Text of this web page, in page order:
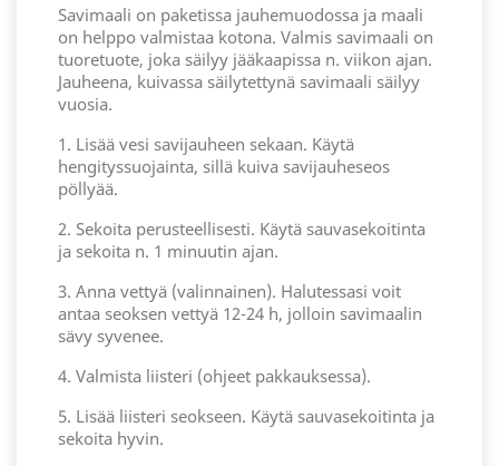
Savimaali on paketissa jauhemuodossa ja maali
on helppo valmistaa kotona. Valmis savimaali on
tuoretuote, joka säilyy jääkaapissa n. viikon ajan.
Jauheena, kuivassa säilytettynä savimaali säilyy
vuosia.
1. Lisää vesi savijauheen sekaan. Käytä
hengityssuojainta, sillä kuiva savijauheseos
pöllyää.
2. Sekoita perusteellisesti. Käytä sauvasekoitinta
ja sekoita n. 1 minuutin ajan.
3. Anna vettyä (valinnainen). Halutessasi voit
antaa seoksen vettyä 12-24 h, jolloin savimaalin
sävy syvenee.
4. Valmista liisteri (ohjeet pakkauksessa).
5. Lisää liisteri seokseen. Käytä sauvasekoitinta ja
sekoita hyvin.